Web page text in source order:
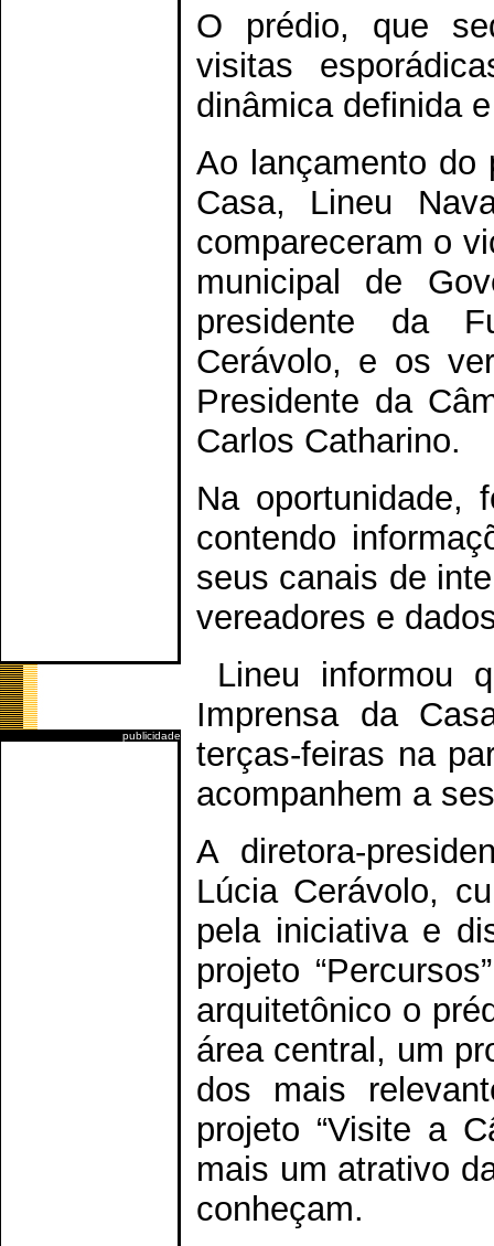
publicidade
O prédio, que
visitas
dinâmica definida
Ao lançamento do
Casa, Lineu
compareceram o
municipal de
presidente da
Cerávolo, e os
Presidente da
Carlos Catharino.
Na oportunidade,
contendo
seus canais de
vereadores e
Lineu informou
Imprensa da
terças-feiras na
acompanhem a
A diretora-
Lúcia Cerávolo,
pela iniciativa e
projeto
arquitetônico o
área central, um
dos mais
projeto “Visite a
mais um atrativo
conheçam.